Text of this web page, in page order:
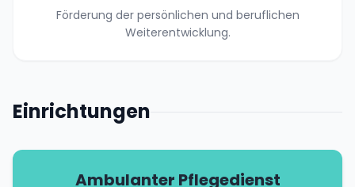
Förderung der persönlichen und beruflichen
Weiterentwicklung.
Einrichtungen
Ambulanter Pflegedienst